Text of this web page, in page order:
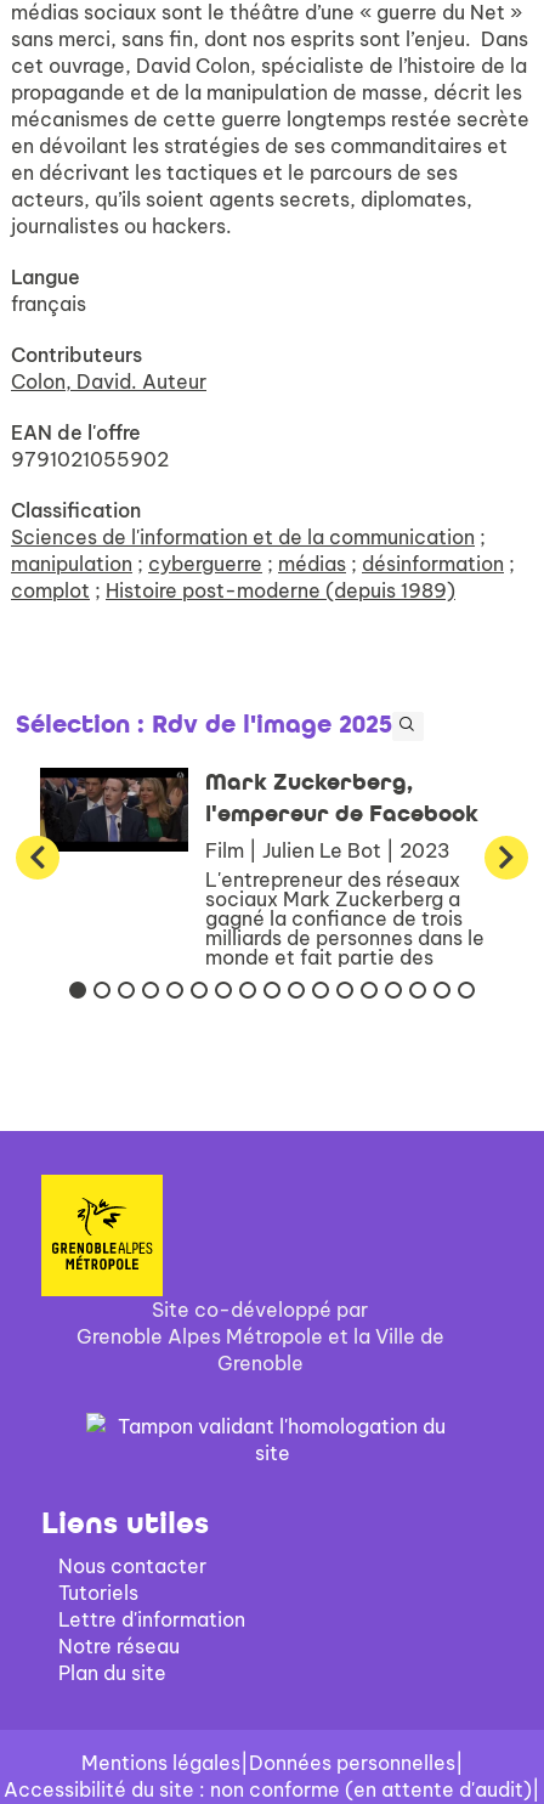
médias sociaux sont le théâtre d’une « guerre du Net »
sans merci, sans fin, dont nos esprits sont l’enjeu. Dans
cet ouvrage, David Colon, spécialiste de l’histoire de la
propagande et de la manipulation de masse, décrit les
mécanismes de cette guerre longtemps restée secrète
en dévoilant les stratégies de ses commanditaires et
en décrivant les tactiques et le parcours de ses
acteurs, qu’ils soient agents secrets, diplomates,
journalistes ou hackers.
Langue
français
Contributeurs
Colon, David. Auteur
EAN de l'offre
9791021055902
Classification
Sciences de l'information et de la communication ;
manipulation ; cyberguerre ; médias ; désinformation ;
complot ; Histoire post-moderne (depuis 1989)
Sélection : Rdv de l'image 2025
Mark Zuckerberg,
l'empereur de Facebook
Film | Julien Le Bot | 2023
L'entrepreneur des réseaux
sociaux Mark Zuckerberg a
gagné la confiance de trois
milliards de personnes dans le
monde et fait partie des
personnes les plus puissantes
de la planète. En près de vingt
Site co-développé par
Grenoble Alpes Métropole et la Ville de
Grenoble
Liens utiles
Nous contacter
Tutoriels
Lettre d'information
Notre réseau
Plan du site
Mentions légales| Données personnelles|
Accessibilité du site : non conforme (en attente d'audit)